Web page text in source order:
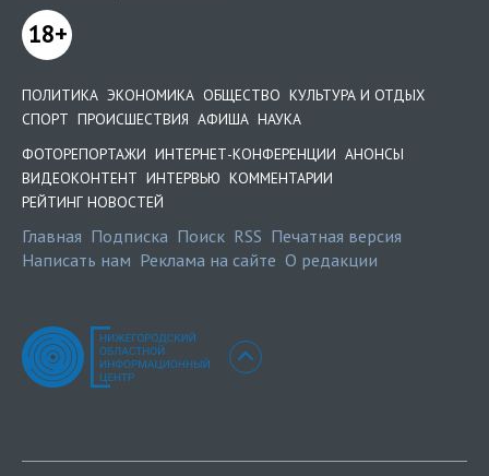
18+
ПОЛИТИКА ЭКОНОМИКА ОБЩЕСТВО КУЛЬТУРА И ОТДЫХ
СПОРТ ПРОИСШЕСТВИЯ АФИША НАУКА
ФОТОРЕПОРТАЖИ ИНТЕРНЕТ-КОНФЕРЕНЦИИ АНОНСЫ
ВИДЕОКОНТЕНТ ИНТЕРВЬЮ КОММЕНТАРИИ
РЕЙТИНГ НОВОСТЕЙ
Главная Подписка Поиск RSS Печатная версия
Написать нам Реклама на сайте О редакции